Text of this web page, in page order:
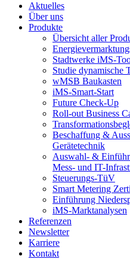
Aktuelles
Über uns
Produkte
Übersicht aller
Stadtwerke iMS-
Studie dynamische
wMSB Baukasten
iMS-Smart-Start
Future Check-Up
Roll-out Business
Beschaffung &
Gerätetechnik
Auswahl- &
Mess- und IT-
Steuerungs-TüV
Smart Metering
Einführung
iMS-Marktanalysen
Referenzen
Newsletter
Karriere
Kontakt